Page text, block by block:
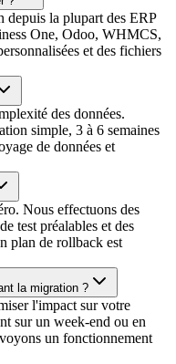
depuis la plupart des ERP
One, Odoo, WHMCS,
et des fichiers
des données.
simple, 3 à 6 semaines
de données et
Nous effectuons des
test préalables et des
plan de rollback est
la migration ?
l'impact sur votre
sur un week-end ou en
un fonctionnement